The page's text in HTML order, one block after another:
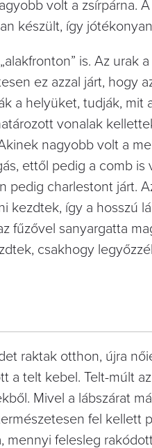
volt a zsírpárna.
készült, így
is. Az urak
ez azzal járt, hogy
a helyüket, tudják, mit
vonalak
nagyobb volt a
ettől pedig a comb
pedig charlestont járt.
kezdtek, így a hosszú
fűzővel sanyargatta
csakhogy
raktak otthon, újra
a telt kebel. Telt-múlt
Mivel a lábszárat
fel kellett
felesleg